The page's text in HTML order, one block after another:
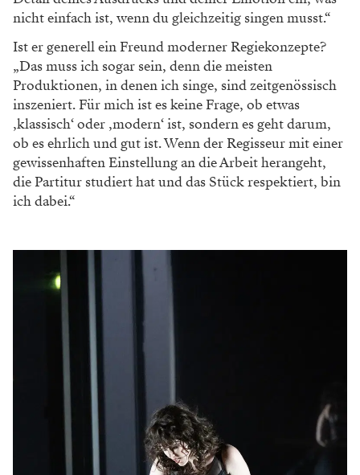
nicht einfach ist, wenn du gleichzeitig singen musst.“
Ist er generell ein Freund moderner Regiekonzepte?
„Das muss ich sogar sein, denn die meisten
Produktionen, in denen ich singe, sind zeitgenössisch
inszeniert. Für mich ist es keine Frage, ob etwas
‚klassisch‘ oder ‚modern‘ ist, sondern es geht darum,
ob es ehrlich und gut ist. Wenn der Regisseur mit einer
gewissenhaften Einstellung an die Arbeit herangeht,
die Partitur studiert hat und das Stück respektiert, bin
ich dabei.“